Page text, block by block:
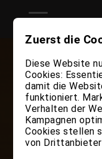
Zuerst die
Diese Website
Cookies:
damit die
funktioniert.
Verhalten der
Kampagnen
Cookies stellen
von